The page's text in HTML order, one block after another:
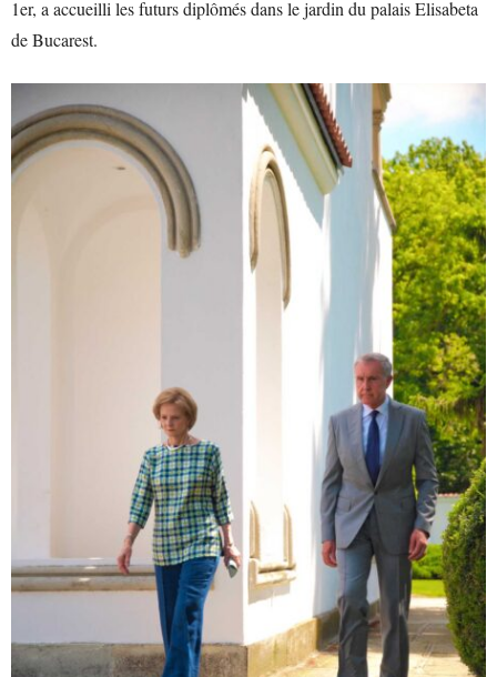
1er, a accueilli les futurs diplômés dans le jardin du palais Elisabeta
de Bucarest.